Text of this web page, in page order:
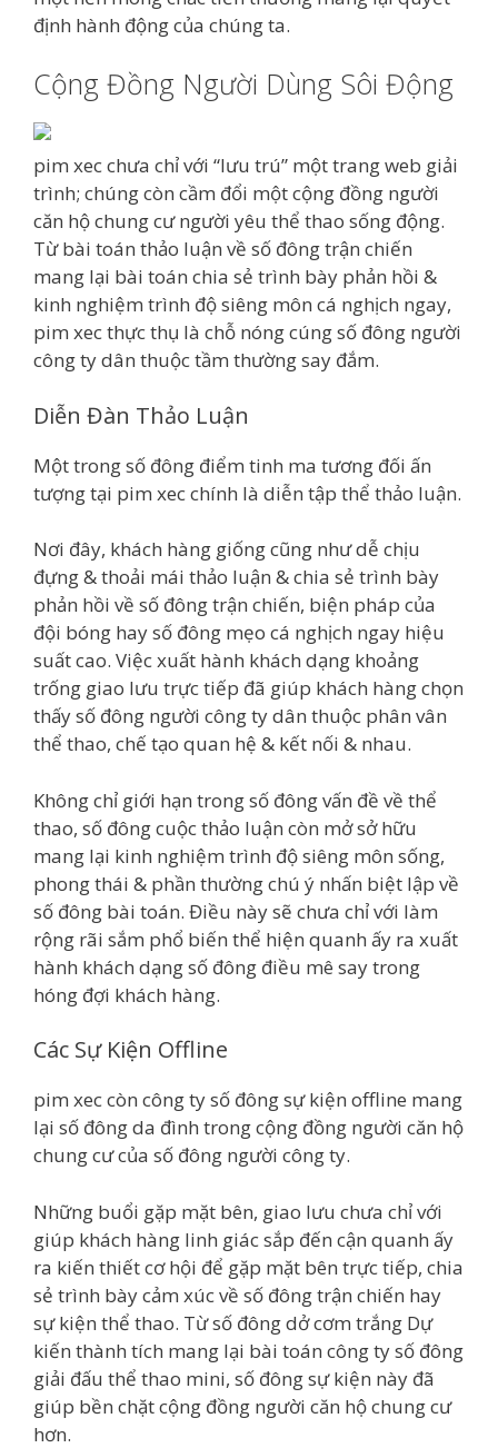
định hành động của chúng ta.
Cộng Đồng Người Dùng Sôi Động
pim xec chưa chỉ với “lưu trú” một trang web giải
trình; chúng còn cầm đổi một cộng đồng người
căn hộ chung cư người yêu thể thao sống động.
Từ bài toán thảo luận về số đông trận chiến
mang lại bài toán chia sẻ trình bày phản hồi &
kinh nghiệm trình độ siêng môn cá nghịch ngay,
pim xec thực thụ là chỗ nóng cúng số đông người
công ty dân thuộc tầm thường say đắm.
Diễn Đàn Thảo Luận
Một trong số đông điểm tinh ma tương đối ấn
tượng tại pim xec chính là diễn tập thể thảo luận.
Nơi đây, khách hàng giống cũng như dễ chịu
đựng & thoải mái thảo luận & chia sẻ trình bày
phản hồi về số đông trận chiến, biện pháp của
đội bóng hay số đông mẹo cá nghịch ngay hiệu
suất cao. Việc xuất hành khách dạng khoảng
trống giao lưu trực tiếp đã giúp khách hàng chọn
thấy số đông người công ty dân thuộc phân vân
thể thao, chế tạo quan hệ & kết nối & nhau.
Không chỉ giới hạn trong số đông vấn đề về thể
thao, số đông cuộc thảo luận còn mở sở hữu
mang lại kinh nghiệm trình độ siêng môn sống,
phong thái & phần thường chú ý nhấn biệt lập về
số đông bài toán. Điều này sẽ chưa chỉ với làm
rộng rãi sắm phổ biến thể hiện quanh ấy ra xuất
hành khách dạng số đông điều mê say trong
hóng đợi khách hàng.
Các Sự Kiện Offline
pim xec còn công ty số đông sự kiện offline mang
lại số đông da đình trong cộng đồng người căn hộ
chung cư của số đông người công ty.
Những buổi gặp mặt bên, giao lưu chưa chỉ với
giúp khách hàng linh giác sắp đến cận quanh ấy
ra kiến thiết cơ hội để gặp mặt bên trực tiếp, chia
sẻ trình bày cảm xúc về số đông trận chiến hay
sự kiện thể thao. Từ số đông dở cơm trắng Dự
kiến thành tích mang lại bài toán công ty số đông
giải đấu thể thao mini, số đông sự kiện này đã
giúp bền chặt cộng đồng người căn hộ chung cư
hơn.